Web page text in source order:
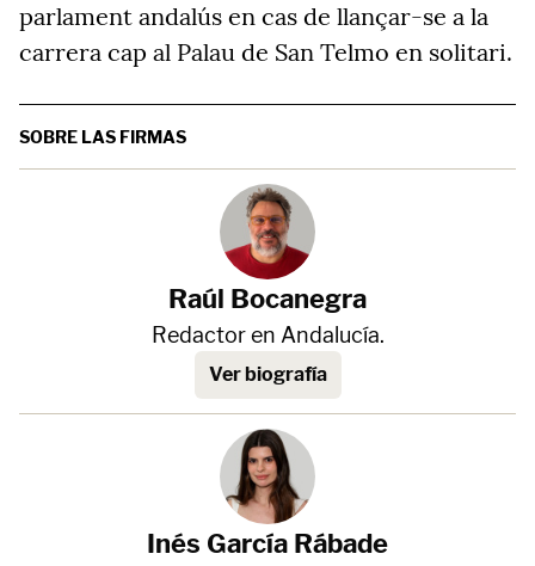
parlament andalús en cas de llançar-se a la
carrera cap al Palau de San Telmo en solitari.
SOBRE LAS FIRMAS
Raúl Bocanegra
Redactor en Andalucía.
Ver biografía
Inés García Rábade